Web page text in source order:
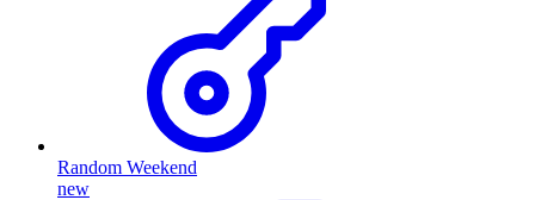
Random Weekend
new